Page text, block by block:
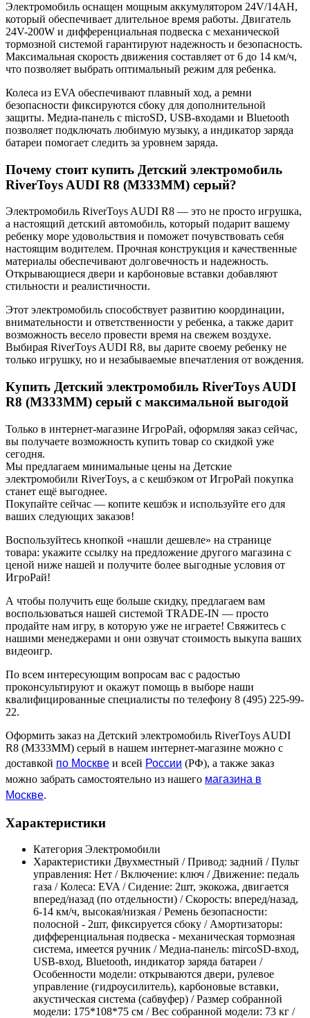
Электромобиль оснащен мощным аккумулятором 24V/14AH,
который обеспечивает длительное время работы. Двигатель
24V-200W и дифференциальная подвеска с механической
тормозной системой гарантируют надежность и безопасность.
Максимальная скорость движения составляет от 6 до 14 км/ч,
что позволяет выбрать оптимальный режим для ребенка.
Колеса из EVA обеспечивают плавный ход, а ремни
безопасности фиксируются сбоку для дополнительной
защиты. Медиа-панель с microSD, USB-входами и Bluetooth
позволяет подключать любимую музыку, а индикатор заряда
батареи помогает следить за уровнем заряда.
Почему стоит купить Детский электромобиль
RiverToys AUDI R8 (M333MM) серый?
Электромобиль RiverToys AUDI R8 — это не просто игрушка,
а настоящий детский автомобиль, который подарит вашему
ребенку море удовольствия и поможет почувствовать себя
настоящим водителем. Прочная конструкция и качественные
материалы обеспечивают долговечность и надежность.
Открывающиеся двери и карбоновые вставки добавляют
стильности и реалистичности.
Этот электромобиль способствует развитию координации,
внимательности и ответственности у ребенка, а также дарит
возможность весело провести время на свежем воздухе.
Выбирая RiverToys AUDI R8, вы дарите своему ребенку не
только игрушку, но и незабываемые впечатления от вождения.
Купить Детский электромобиль RiverToys AUDI
R8 (M333MM) серый с максимальной выгодой
Только в интернет-магазине ИгроРай, оформляя заказ сейчас,
вы получаете возможность купить товар со скидкой уже
сегодня.
Мы предлагаем минимальные цены на Детские
электромобили RiverToys, а с кешбэком от ИгроРай покупка
станет ещё выгоднее.
Покупайте сейчас — копите кешбэк и используйте его для
ваших следующих заказов!
Воспользуйтесь кнопкой «нашли дешевле» на странице
товара: укажите ссылку на предложение другого магазина с
ценой ниже нашей и получите более выгодные условия от
ИгроРай!
А чтобы получить еще больше скидку, предлагаем вам
воспользоваться нашей системой TRADE-IN — просто
продайте нам игру, в которую уже не играете! Свяжитесь с
нашими менеджерами и они озвучат стоимость выкупа ваших
видеоигр.
По всем интересующим вопросам вас с радостью
проконсультируют и окажут помощь в выборе наши
квалифицированные специалисты по телефону 8 (495) 225-99-
22.
Оформить заказ на Детский электромобиль RiverToys AUDI
R8 (M333MM) серый в нашем интернет-магазине можно с
доставкой по Москве и всей России (РФ), а также заказ
можно забрать самостоятельно из нашего магазина в
Москве.
Характеристики
Категория Электромобили
Характеристики Двухместный / Привод: задний / Пульт
управления: Нет / Включение: ключ / Движение: педаль
газа / Колеса: EVA / Сидение: 2шт, экокожа, двигается
вперед/назад (по отдельности) / Скорость: вперед/назад,
6-14 км/ч, высокая/низкая / Ремень безопасности:
полосной - 2шт, фиксируется сбоку / Амортизаторы:
дифференциальная подвеска - механическая тормозная
система, имеется ручник / Медиа-панель: mircoSD-вход,
USB-вход, Bluetooth, индикатор заряда батареи /
Особенности модели: открываются двери, рулевое
управление (гидроусилитель), карбоновые вставки,
акустическая система (сабвуфер) / Размер собранной
модели: 175*108*75 см / Вес собранной модели: 73 кг /